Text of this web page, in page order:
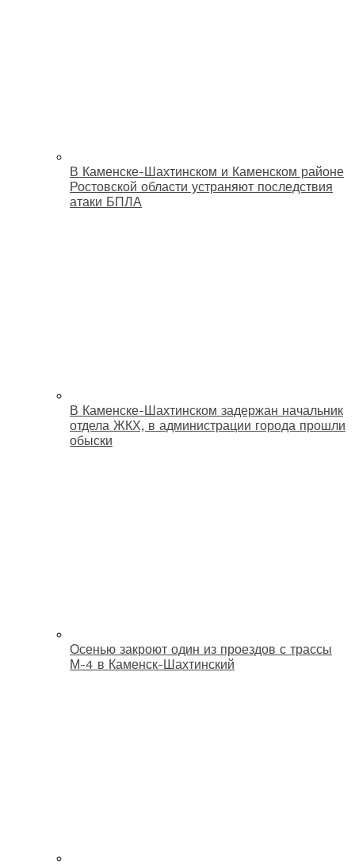
В Каменске-Шахтинском и Каменском районе
Ростовской области устраняют последствия
атаки БПЛА
В Каменске-Шахтинском задержан начальник
отдела ЖКХ, в администрации города прошли
обыски
Осенью закроют один из проездов с трассы
М-4 в Каменск-Шахтинский